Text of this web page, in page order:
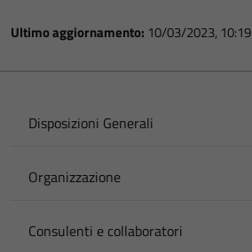
Ultimo aggiornamento: 10/03/2023, 10:19
Disposizioni Generali
Organizzazione
Consulenti e collaboratori